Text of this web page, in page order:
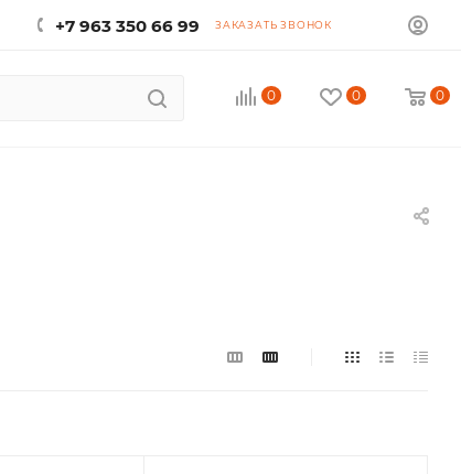
+7 963 350 66 99 ЗАКАЗАТЬ ЗВОНОК
0 0 0